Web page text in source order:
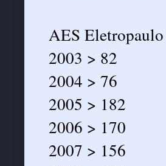
AES
2003 > 82
2004 > 76
2005 > 182
2006 > 170
2007 > 156